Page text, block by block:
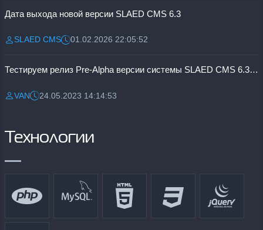
Дата выхода новой версии SLAED CMS 6.3
Разместил:
SLAED CMSДата:01.02.2026 22:05:52
Тестируем релиз Pre-Alpha версии системы SLAED CMS 6.3 Pro
Разместил:
VANДата:24.05.2023 14:14:53
Технологии